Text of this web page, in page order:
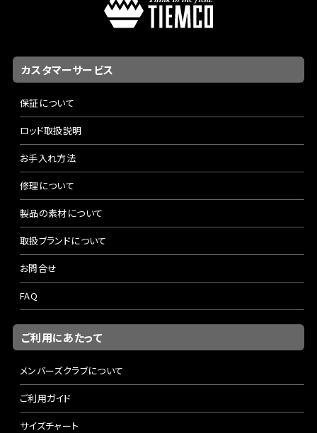
カスタマーサービス
保証について
ロッド取扱説明
お手入れ方法
修理について
製品の素材について
取扱ブランドについて
お問合せ
FAQ
ご利用にあたって
メンバーズクラブについて
ご利用ガイド
サイズチャート